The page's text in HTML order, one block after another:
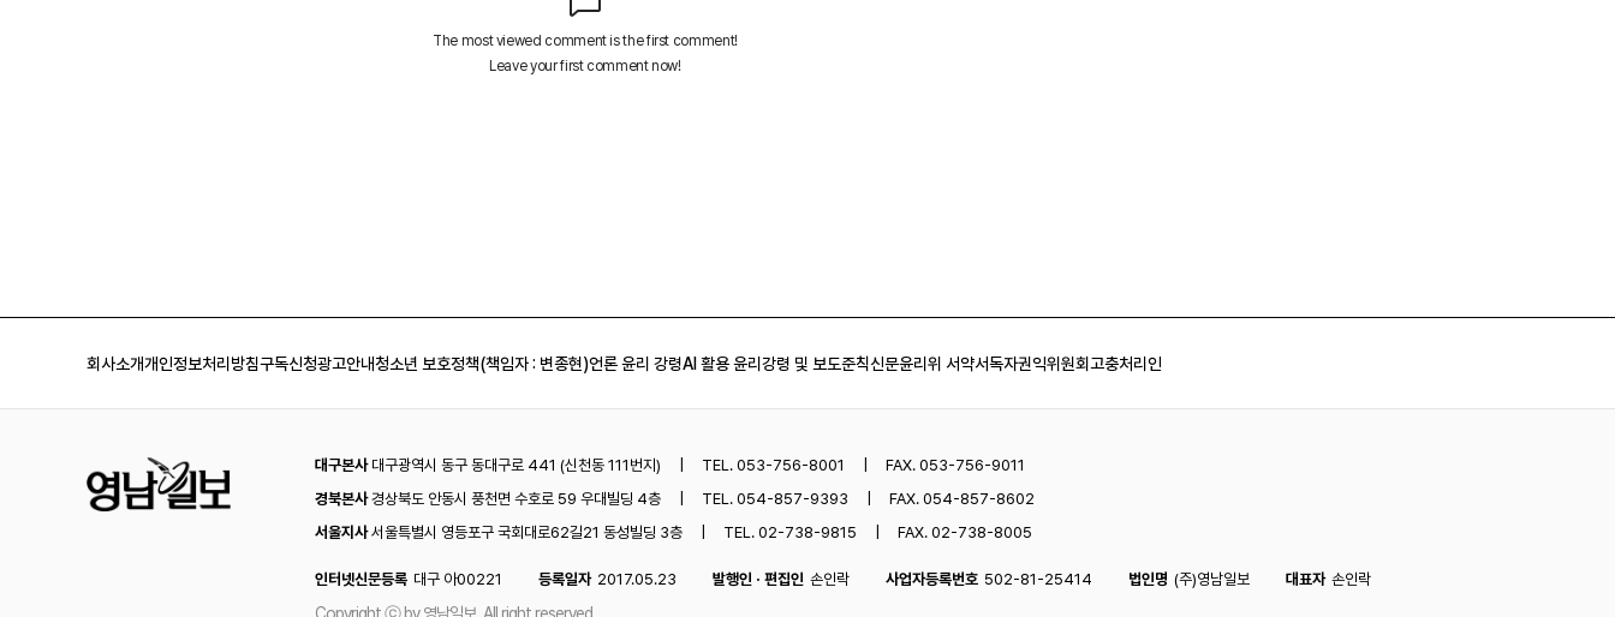
회사소개개인정보처리방침구독신청광고안내청소년 보호정책(책임자 : 변종현)언론 윤리 강령AI 활용 윤리강령 및 보도준칙신문윤리위 서약서독자권익위원회고충처리인
대구본사대구광역시 동구 동대구로 441 (신천동 111번지) TEL. 053-756-8001
FAX. 053-756-9011
경북본사경상북도 안동시 풍천면 수호로 59 우대빌딩 4층 TEL. 054-857-9393
FAX. 054-857-8602
서울지사서울특별시 영등포구 국회대로62길21 동성빌딩 3층 TEL. 02-738-9815 FAX. 02-738-8005
인터넷신문등록 대구 아00221 등록일자 2017.05.23 발행인 · 편집인 손인락 사업자등록번호 502-81-25414 법인명 (주)영남일보 대표자 손인락